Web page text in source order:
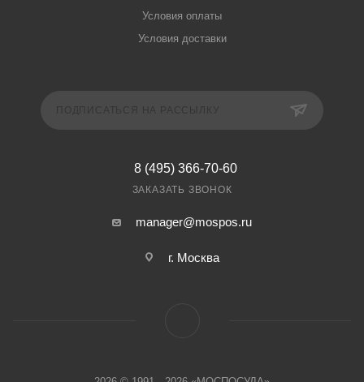
Условия оплаты
Условия доставки
8 (495) 366-70-60
ЗАКАЗАТЬ ЗВОНОК
manager@mospos.ru
г. Москва